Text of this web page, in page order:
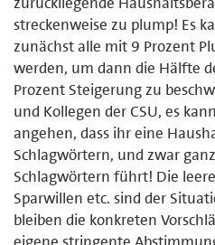
streckenweise zu plump! Es
zunächst alle mit 9 Prozent
werden, um dann die Hälfte
Prozent Steigerung zu
und Kollegen der CSU, es
angehen, dass ihr eine
Schlagwörtern, und zwar
Schlagwörtern führt! Die
Sparwillen etc. sind der
bleiben die konkreten
eigene stringente